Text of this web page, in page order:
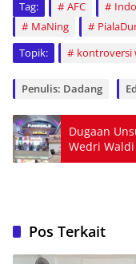
Tag: AFC
MaNing
Topik:
kontroversi
Penulis: Dadang
Dugaan
Wedri
Pos Terkait